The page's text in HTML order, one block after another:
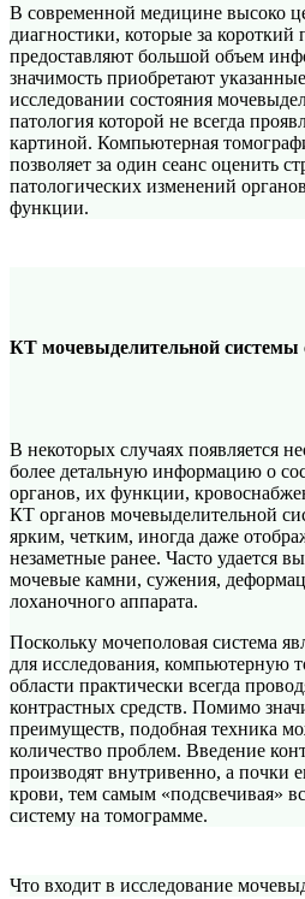
В современной медицине высоко
диагностики, которые за
предоставляют большой объем
значимость приобретают
исследовании состояния
патология которой не всегда
картиной. Компьютерная
позволяет за один сеанс оценить
патологических изменений
функции.
КТ мочевыделительной системы
В некоторых случаях появляется
более детальную информацию о
органов, их функции,
КТ органов мочевыделительной
ярким, четким, иногда даже
незаметные ранее. Часто удается
мочевые камни, сужения,
лоханочного аппарата.
Поскольку мочеполовая система
для исследования, компьютерную
области практически всегда
контрастных средств. Помимо
преимуществ, подобная техника
количество проблем. Введение
производят внутривенно, а почки
крови, тем самым «подсвечивая»
систему на томограмме.
Что входит в исследование